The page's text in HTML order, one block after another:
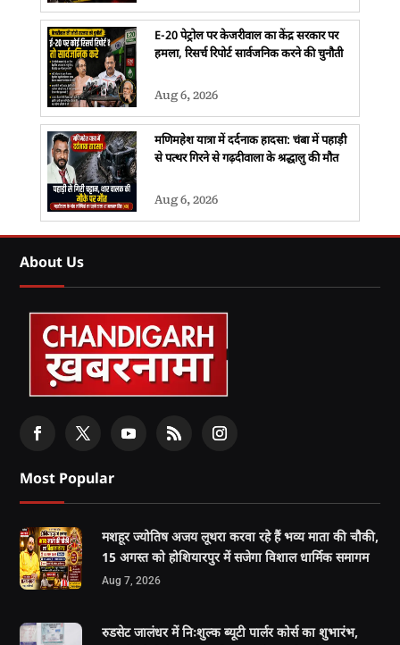
E-20 पेट्रोल पर केजरीवाल का केंद्र सरकार पर
हमला, रिसर्च रिपोर्ट सार्वजनिक करने की चुनौती
Aug 6, 2026
मणिमहेश यात्रा में दर्दनाक हादसा: चंबा में पहाड़ी
से पत्थर गिरने से गढ़दीवाला के श्रद्धालु की मौत
Aug 6, 2026
About Us
Most Popular
मशहूर ज्योतिष अजय लूथरा करवा रहे हैं भव्य माता की चौकी,
15 अगस्त को होशियारपुर में सजेगा विशाल धार्मिक समागम
Aug 7, 2026
रुडसेट जालंधर में निःशुल्क ब्यूटी पार्लर कोर्स का शुभारंभ,